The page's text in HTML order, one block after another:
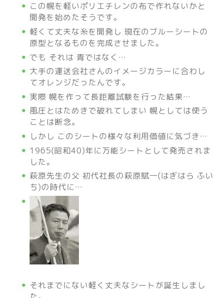
この幌を軽いポリエチレンの布で作れないかと
開発を始めたそうです。
軽くて丈夫な糸を開発し 現在のブルーシートの
原型となるものを完成させました。
でも それは 青ではなく…
大手の運送会社さんのイメージカラーに合わし
てオレンジだったんです。
実際 幌を作って長距離試験を行った結果…
風圧とはためきで破れてしまい 幌としては使う
ことは断念。
しかし このシートの様々な利用価値に気づき…
1965(昭和40)年に万能シートとして発売されま
した。
萩原先生の父 初代社長の萩原賦一(はぎはら ふい
ち)の時代に…
それまでにない軽く丈夫なシートが誕生しまし